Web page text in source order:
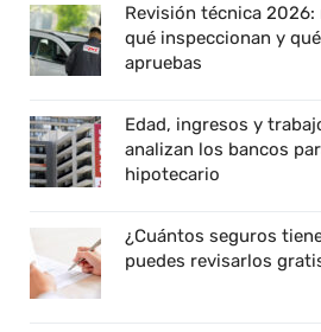
Revisión técnica 2026:
qué inspeccionan y
apruebas
Edad, ingresos y
analizan los bancos
hipotecario
¿Cuántos seguros
puedes revisarlos